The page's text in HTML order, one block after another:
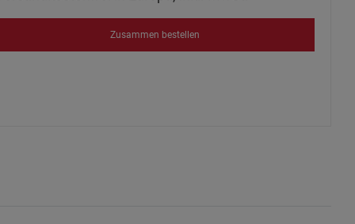
Zusammen bestellen